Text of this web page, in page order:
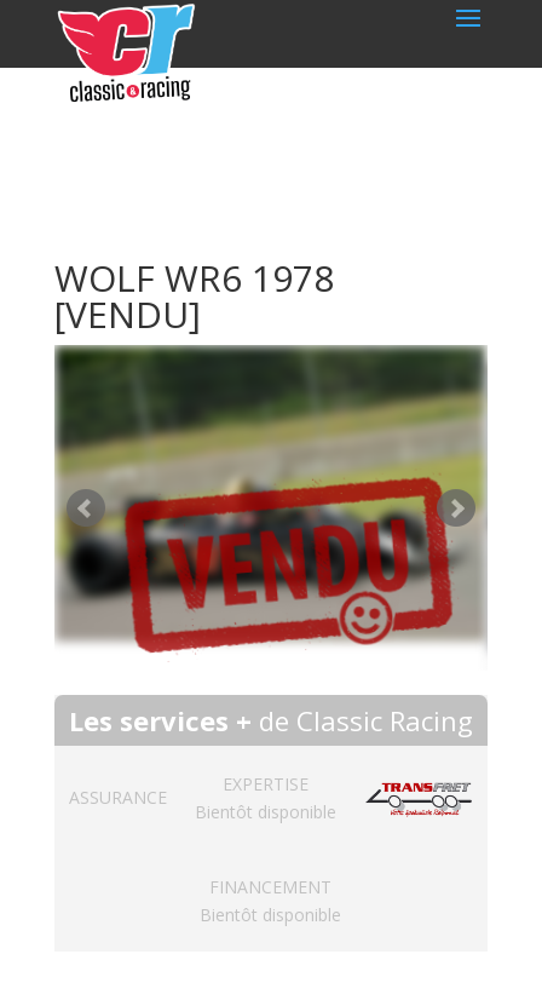
WOLF WR6 1978
[VENDU]
Les services + de Classic Racing
ASSURANCE
EXPERTISE
Bientôt disponible
FINANCEMENT
Bientôt disponible